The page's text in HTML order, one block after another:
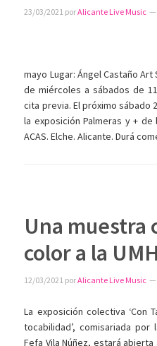
23/03/2021 porAlicante Live Music
mayo Lugar: Ángel Castaño Art
de miércoles a sábados de
cita previa. El próximo sábado
la exposición Palmeras y + de
ACAS. Elche. Alicante. Durá
Una muestra
color a la
12/03/2021 porAlicante Live Music
La exposición colectiva ‘Con
tocabilidad’, comisariada
Fefa Vila Núñez, estará